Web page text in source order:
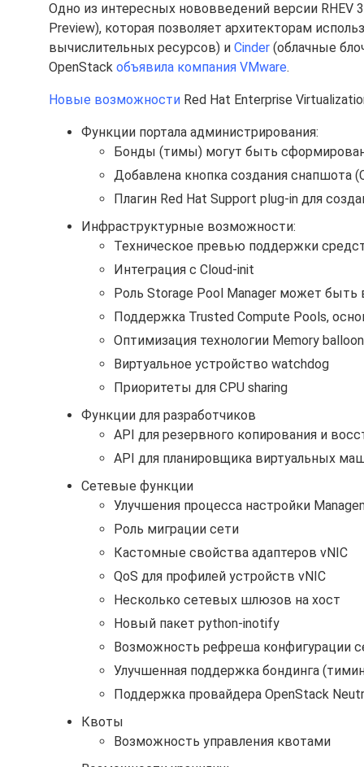
Одно из интересных нововведений версии RHEV
Preview), которая позволяет архитекторам
вычислительных ресурсов) и Cinder (облачные
OpenStack объявила компания VMware.
Новые возможности Red Hat Enterprise
Функции портала администрирования:
Бонды (тимы) могут быть
Добавлена кнопка создания снапшота
Плагин Red Hat Support plug-in для
Инфраструктурные возможности:
Техническое превью поддержки
Интеграция с Cloud-init
Роль Storage Pool Manager может быть
Поддержка Trusted Compute Pools,
Оптимизация технологии Memory
Виртуальное устройство watchdog
Приоритеты для CPU sharing
Функции для разработчиков
API для резервного копирования и
API для планировщика виртуальных
Сетевые функции
Улучшения процесса настройки
Роль миграции сети
Кастомные свойства адаптеров vNIC
QoS для профилей устройств vNIC
Несколько сетевых шлюзов на хост
Новый пакет python-inotify
Возможность рефреша конфигурации
Улучшенная поддержка бондинга
Поддержка провайдера OpenStack
Квоты
Возможность управления квотами